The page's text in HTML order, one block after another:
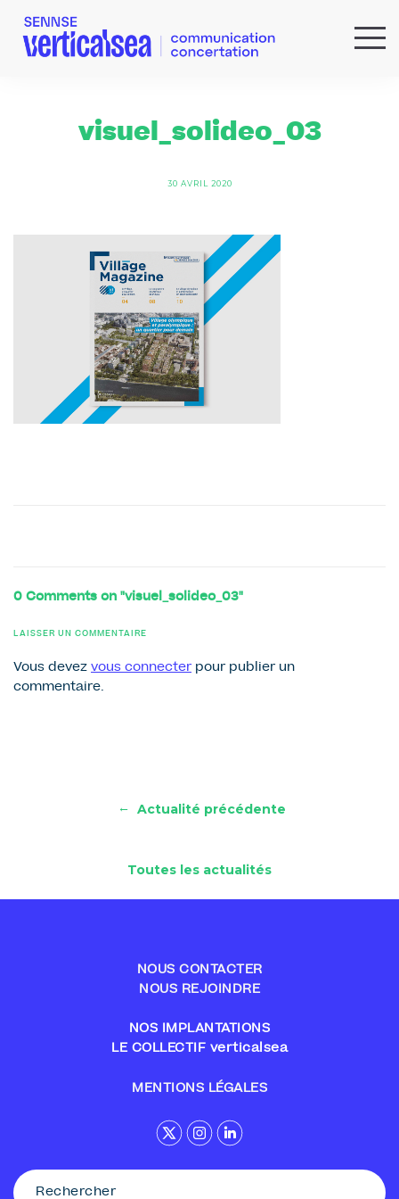
visuel_solideo_03
30 AVRIL 2020
0 Comments on "visuel_solideo_03"
LAISSER UN COMMENTAIRE
Vous devez vous connecter pour publier un
commentaire.
← Actualité précédente
Toutes les actualités
NOUS CONTACTER
NOUS REJOINDRE
NOS IMPLANTATIONS
LE COLLECTIF verticalsea
MENTIONS LÉGALES